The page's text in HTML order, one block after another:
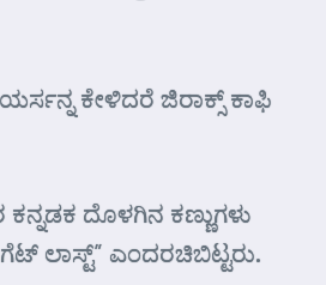
ಕೇಳಿದರೆ ಜಿರಾಕ್ಸ್ ಕಾಫಿ
ದೊಳಗಿನ ಕಣ್ಣುಗಳು
ಲಾಸ್ಟ್” ಎಂದರಚಿಬಿಟ್ಟರು.